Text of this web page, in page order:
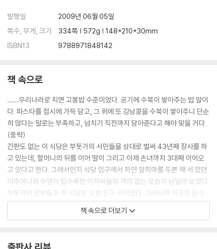
발행일
2009년 06월 05일
쪽수, 무게, 크기
334쪽 | 572g | 148*210*30mm
ISBN13
9788971848142
책 속으로
……우리나라로 치면 고봉밥 수준이었다. 공기에 수북이 쌓아주는 밥 말이
다. 파스타를 접시에 가득 담고, 그 위에 또 강낭콩을 수북이 쌓아주니 단순
히 많다는 말로는 부족하고, 넘치기 직전까지 담아준다고 해야 맞을 거다.
(중략)
간판도 없는 이 식당은 부둣가의 서민들을 상대로 벌써 43년째 장사를 하
고 있는데, 할머니의 뒤를 이어 딸이 그리고 이제 손녀까지 3대째 이어오
고 있다고 한다. 그래서인지 식당 입구에서 하얀 앞치마를 두른 채 서 있던
아주머니와 수염이 덥수룩한 아저씨들의 격의 없는 모습이 남달라 보였다.
부둣가의 인부들과 이 식당은 오랜 친구 사이였다. 그러니까 이곳은 음식
만 파는 게 아니라 정도 함께 담아 파는 식당이었던 거다. 이 식당에서 사용
하는 파스타는 일반 슈퍼마켓에서 쉽게 구할 수 있는 봉지에 든 건파스타
책 속으로 더보기